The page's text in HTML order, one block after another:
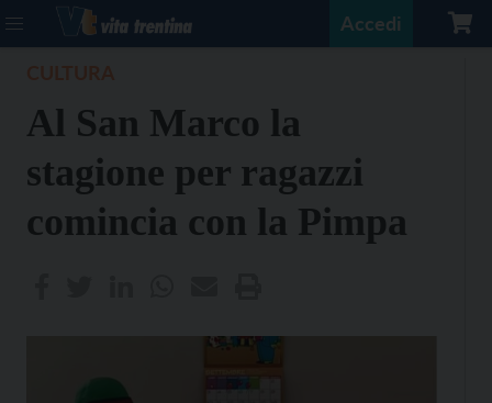
Accedi
Al San Marco la
stagione per ragazzi
comincia con la Pimpa